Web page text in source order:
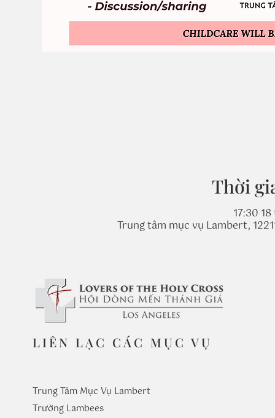
Thời
17:30
Trung tâm mục vụ Lambert,
LIÊN LẠC CÁC MỤC VỤ
Trung Tâm Mục Vụ Lambert
Trường Lambees